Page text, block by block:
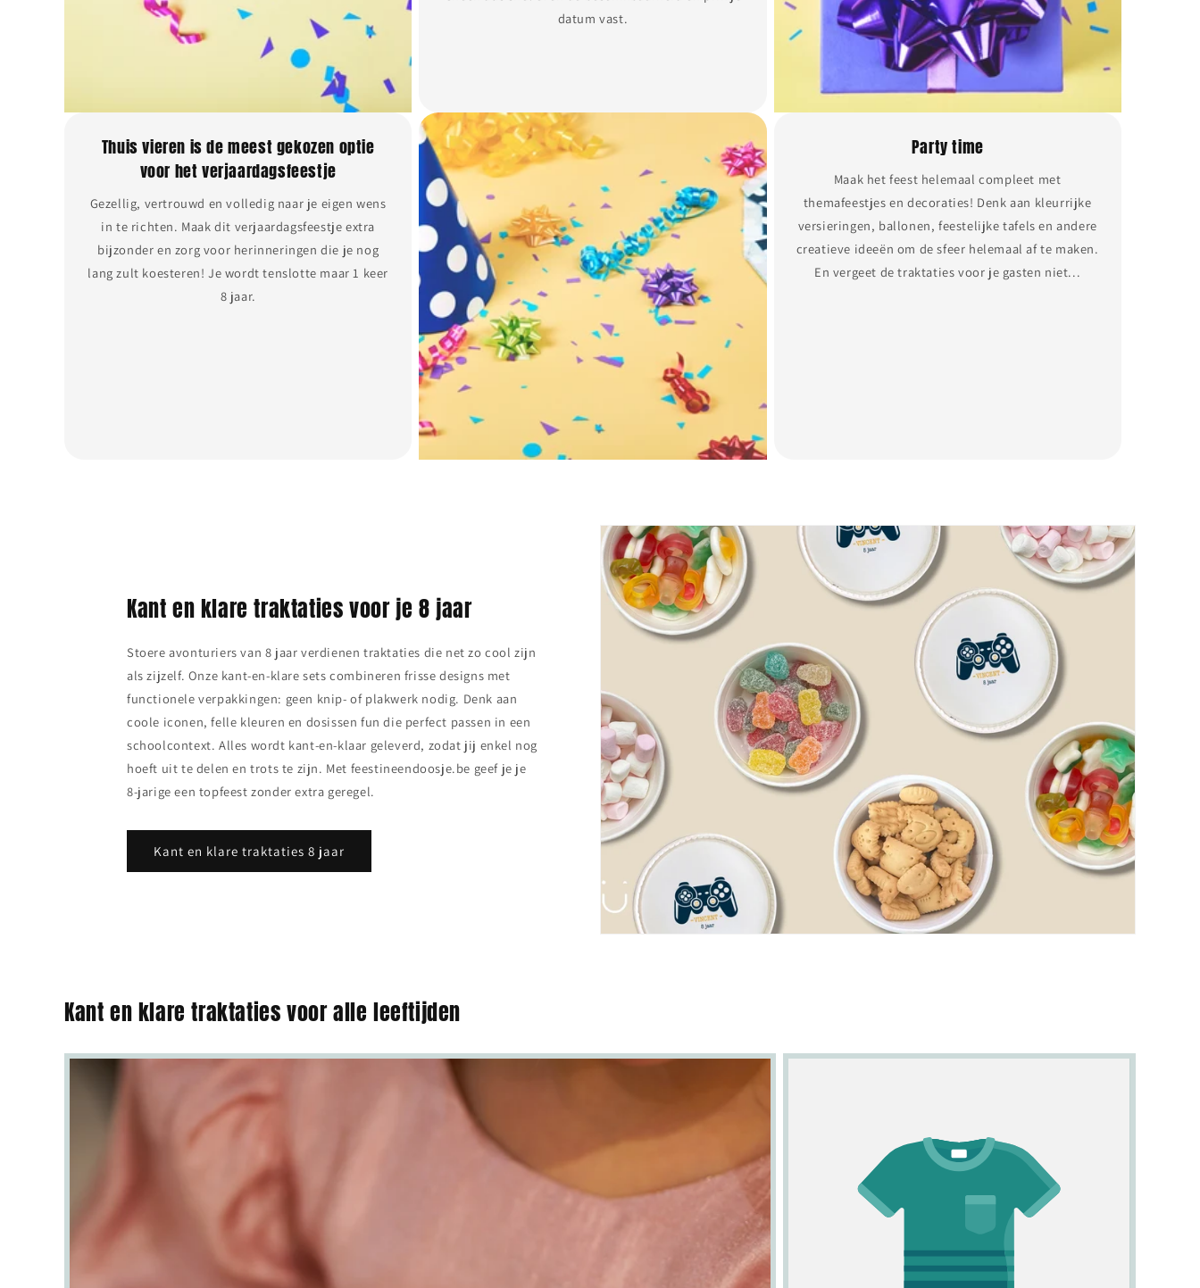
datum vast.
Thuis vieren is de meest gekozen optie
voor het verjaardagsfeestje
Gezellig, vertrouwd en volledig naar je eigen wens
in te richten. Maak dit verjaardagsfeestje extra
bijzonder en zorg voor herinneringen die je nog
lang zult koesteren! Je wordt tenslotte maar 1 keer
8 jaar.
Party time
Maak het feest helemaal compleet met
themafeestjes en decoraties! Denk aan kleurrijke
versieringen, ballonen, feestelijke tafels en andere
creatieve ideeën om de sfeer helemaal af te maken.
En vergeet de traktaties voor je gasten niet...
Kant en klare traktaties voor je 8 jaar
Stoere avonturiers van 8 jaar verdienen traktaties die net zo cool zijn
als zijzelf. Onze kant‑en‑klare sets combineren frisse designs met
functionele verpakkingen: geen knip‑ of plakwerk nodig. Denk aan
coole iconen, felle kleuren en dosissen fun die perfect passen in een
schoolcontext. Alles wordt kant‑en‑klaar geleverd, zodat jij enkel nog
hoeft uit te delen en trots te zijn. Met feestineendoosje.be geef je je
8‑jarige een topfeest zonder extra geregel.
Kant en klare traktaties 8 jaar
Kant en klare traktaties voor alle leeftijden